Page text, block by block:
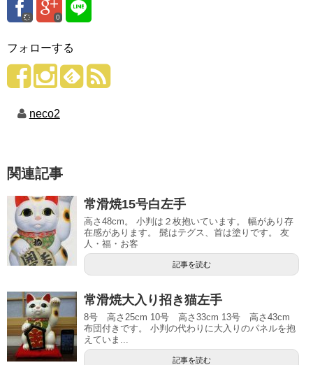
0
フォローする
neco2
関連記事
常滑焼15号白左手
高さ48cm。 小判は２枚抱いています。 幅があり存
在感があります。 髭はテグス、首は塗りです。 友
人・福・お客
記事を読む
常滑焼大入り招き猫左手
8号 高さ25cm 10号 高さ33cm 13号 高さ43cm
布団付きです。 小判の代わりに大入りのパネルを抱
えていま...
記事を読む